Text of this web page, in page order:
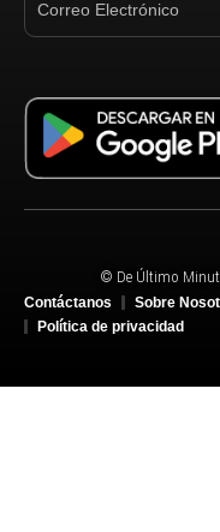
© De Último
Contáctanos
Sobre
Política de privacidad